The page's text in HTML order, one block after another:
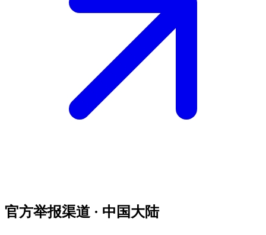
官方举报渠道 · 中国大陆